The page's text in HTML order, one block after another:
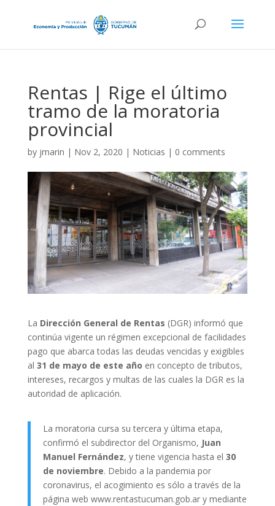
Rentas | Rige el último
tramo de la moratoria
provincial
by jmarin | Nov 2, 2020 | Noticias | 0 comments
La Dirección General de Rentas (DGR) informó que
continúa vigente un régimen excepcional de facilidades
pago que abarca todas las deudas vencidas y exigibles
al 31 de mayo de este año en concepto de tributos,
intereses, recargos y multas de las cuales la DGR es la
autoridad de aplicación.
La moratoria cursa su tercera y última etapa,
confirmó el subdirector del Organismo, Juan
Manuel Fernández, y tiene vigencia hasta el 30
de noviembre. Debido a la pandemia por
coronavirus, el acogimiento es sólo a través de la
página web www.rentastucuman.gob.ar y mediante